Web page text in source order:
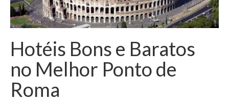
Hotéis Bons e Baratos
no Melhor Ponto de
Roma